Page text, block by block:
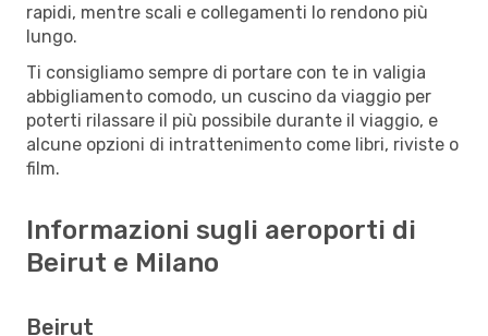
rapidi, mentre scali e collegamenti lo rendono più
lungo.
Ti consigliamo sempre di portare con te in valigia
abbigliamento comodo, un cuscino da viaggio per
poterti rilassare il più possibile durante il viaggio, e
alcune opzioni di intrattenimento come libri, riviste o
film.
Informazioni sugli aeroporti di
Beirut e Milano
Beirut